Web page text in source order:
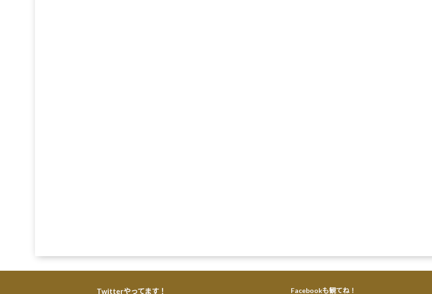
Twitterやってます！ Facebookも観てね！